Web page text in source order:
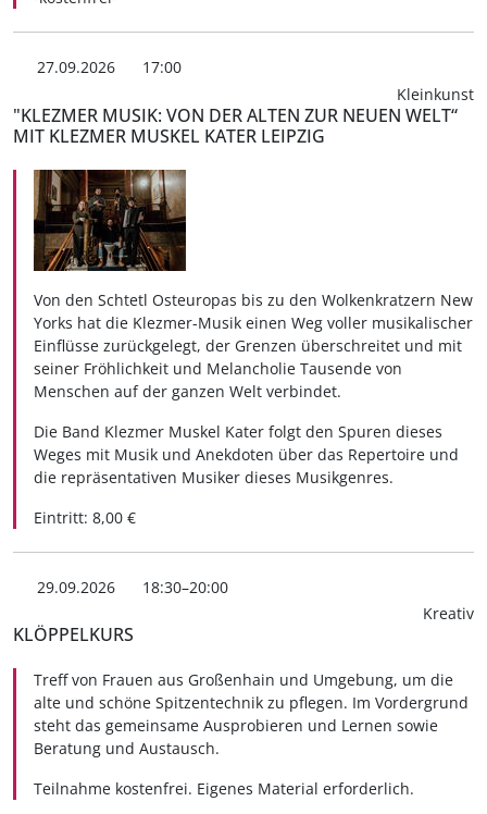
27.09.2026
17:00
Kleinkunst
"KLEZMER MUSIK: VON DER ALTEN ZUR NEUEN WELT“
MIT KLEZMER MUSKEL KATER LEIPZIG
Von den Schtetl Osteuropas bis zu den Wolkenkratzern New
Yorks hat die Klezmer-Musik einen Weg voller musikalischer
Einflüsse zurückgelegt, der Grenzen überschreitet und mit
seiner Fröhlichkeit und Melancholie Tausende von
Menschen auf der ganzen Welt verbindet.
Die Band Klezmer Muskel Kater folgt den Spuren dieses
Weges mit Musik und Anekdoten über das Repertoire und
die repräsentativen Musiker dieses Musikgenres.
Eintritt: 8,00 €
29.09.2026
18:30–20:00
Kreativ
KLÖPPELKURS
Treff von Frauen aus Großenhain und Umgebung, um die
alte und schöne Spitzentechnik zu pflegen. Im Vordergrund
steht das gemeinsame Ausprobieren und Lernen sowie
Beratung und Austausch.
Teilnahme kostenfrei. Eigenes Material erforderlich.